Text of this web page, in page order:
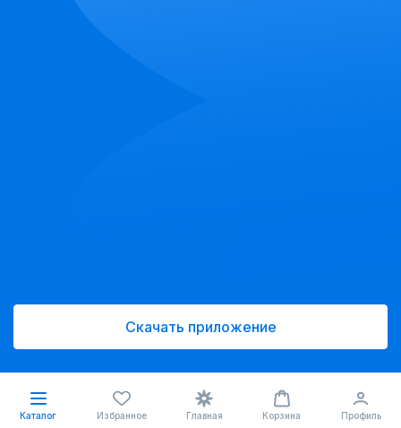
Скачать приложение
Каталог Избранное Главная Корзина Профиль